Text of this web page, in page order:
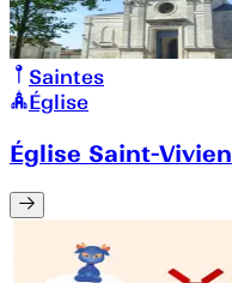
Saintes
Église
Église Saint-Vivien